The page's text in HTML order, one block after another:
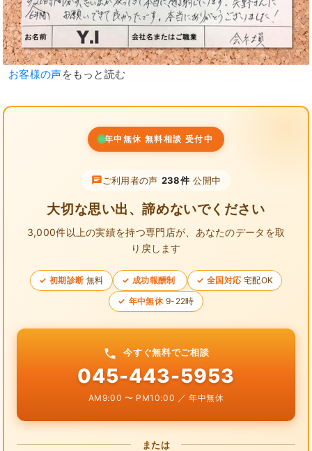
お客様の声をもっと読む
年中無休 無料相談 受付中
ご利用者の声 238件 公開中
大切な思い出、諦めないでください
3,000件以上の実績を持つ専門店が、 あなたのデータを取
り戻します
初期診断 無料 成功報酬制 全国対応 宅配OK
年中無休 9-22時
今すぐ無料でご相談
045-443-5953
AM9:00 〜 PM10:00 ／ 年中無休
または